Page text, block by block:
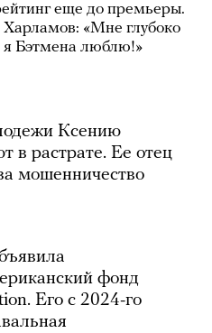
еще до премьеры.
«Мне глубоко
я Бэтмена люблю!»
Ксению
в растрате. Ее отец
мошенничество
фонд
Его с 2024-го